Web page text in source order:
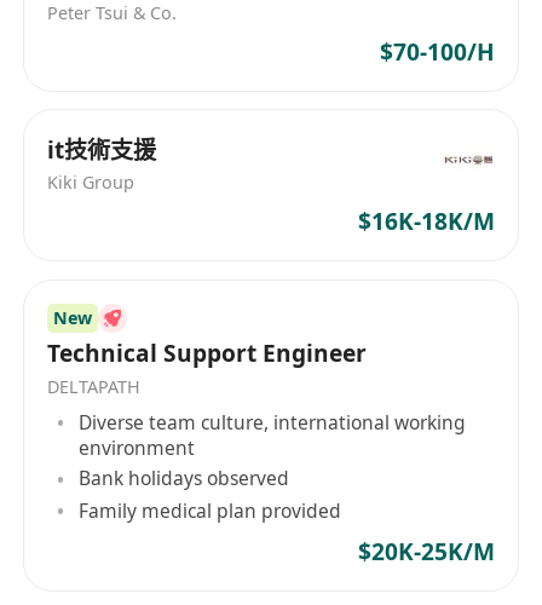
Peter Tsui & Co.
$70-100/H
it技術支援
Kiki Group
$16K-18K/M
New
Technical Support Engineer
DELTAPATH
Diverse team culture, international working
environment
Bank holidays observed
Family medical plan provided
$20K-25K/M